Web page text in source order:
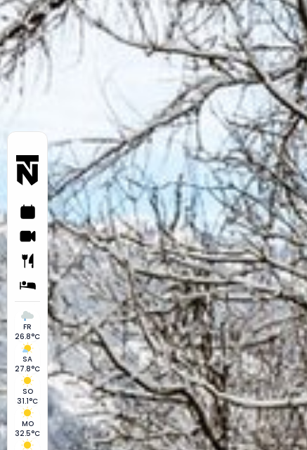
FR
26.8°C
SA
27.8°C
SO
31.1°C
MO
32.5°C